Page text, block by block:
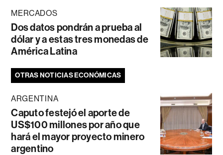
MERCADOS
Dos datos pondrán a prueba al
dólar y a estas tres monedas de
América Latina
OTRAS NOTICIAS ECONÓMICAS
ARGENTINA
Caputo festejó el aporte de
US$100 millones por año que
hará el mayor proyecto minero
argentino